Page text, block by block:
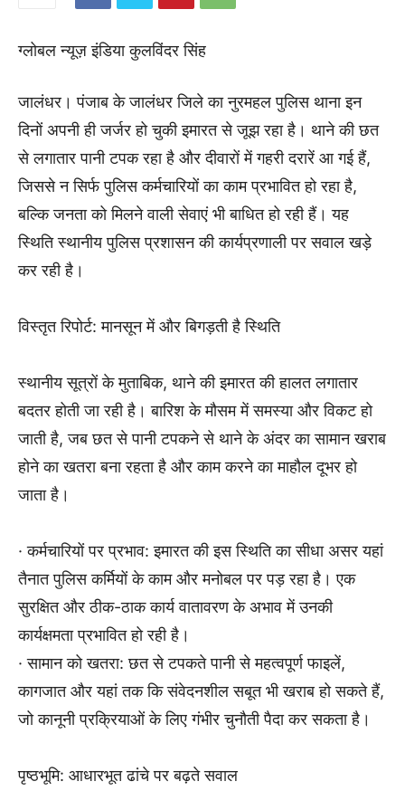
ग्लोबल न्यूज़ इंडिया कुलविंदर सिंह
जालंधर। पंजाब के जालंधर जिले का नुरमहल पुलिस थाना इन
दिनों अपनी ही जर्जर हो चुकी इमारत से जूझ रहा है। थाने की छत
से लगातार पानी टपक रहा है और दीवारों में गहरी दरारें आ गई हैं,
जिससे न सिर्फ पुलिस कर्मचारियों का काम प्रभावित हो रहा है,
बल्कि जनता को मिलने वाली सेवाएं भी बाधित हो रही हैं। यह
स्थिति स्थानीय पुलिस प्रशासन की कार्यप्रणाली पर सवाल खड़े
कर रही है।
विस्तृत रिपोर्ट: मानसून में और बिगड़ती है स्थिति
स्थानीय सूत्रों के मुताबिक, थाने की इमारत की हालत लगातार
बदतर होती जा रही है। बारिश के मौसम में समस्या और विकट हो
जाती है, जब छत से पानी टपकने से थाने के अंदर का सामान खराब
होने का खतरा बना रहता है और काम करने का माहौल दूभर हो
जाता है।
· कर्मचारियों पर प्रभाव: इमारत की इस स्थिति का सीधा असर यहां
तैनात पुलिस कर्मियों के काम और मनोबल पर पड़ रहा है। एक
सुरक्षित और ठीक-ठाक कार्य वातावरण के अभाव में उनकी
कार्यक्षमता प्रभावित हो रही है।
· सामान को खतरा: छत से टपकते पानी से महत्वपूर्ण फाइलें,
कागजात और यहां तक कि संवेदनशील सबूत भी खराब हो सकते हैं,
जो कानूनी प्रक्रियाओं के लिए गंभीर चुनौती पैदा कर सकता है।
पृष्ठभूमि: आधारभूत ढांचे पर बढ़ते सवाल